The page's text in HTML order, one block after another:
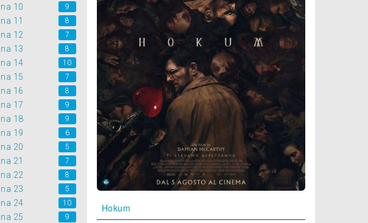
10 9
11 8
12 7
13 8
14 10
15 7
16 8
17 9
18 9
19 6
20 5
21 7
22 8
23 5
24 10
25 9
Hokum